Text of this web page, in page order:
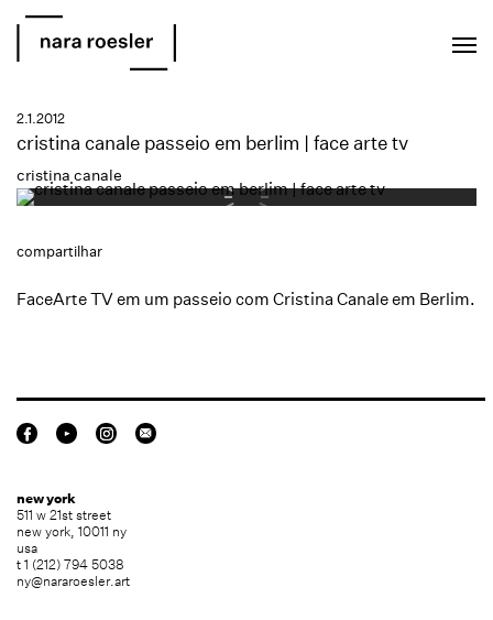
2.1.2012
cristina canale passeio em berlim | face arte tv
cristina canale
compartilhar
FaceArte TV em um passeio com Cristina Canale em Berlim.
new york
511 w 21st street
new york, 10011 ny
usa
t 1 (212) 794 5038
ny@nararoesler.art